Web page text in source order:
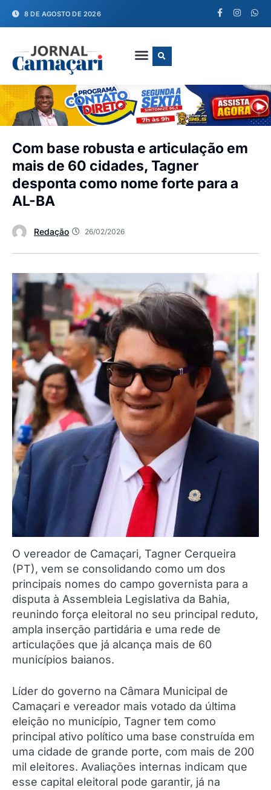
8 DE AGOSTO DE 2026
Com base robusta e articulação em
mais de 60 cidades, Tagner
desponta como nome forte para a
AL-BA
Redação 26/02/2026
O vereador de Camaçari, Tagner Cerqueira
(PT), vem se consolidando como um dos
principais nomes do campo governista para a
disputa à Assembleia Legislativa da Bahia,
reunindo força eleitoral no seu principal reduto,
ampla inserção partidária e uma rede de
articulações que já alcança mais de 60
municípios baianos.
Líder do governo na Câmara Municipal de
Camaçari e vereador mais votado da última
eleição no município, Tagner tem como
principal ativo político uma base construída em
uma cidade de grande porte, com mais de 200
mil eleitores. Avaliações internas indicam que
esse capital eleitoral pode garantir, já na